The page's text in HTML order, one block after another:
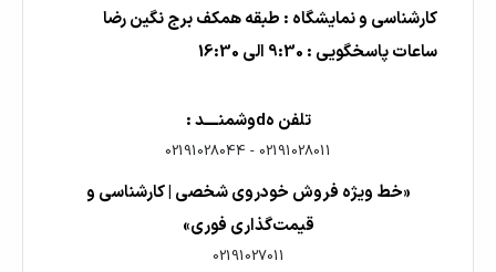
کارشناسی و نمایشگاه : طبقه همکف برج نگین رضا
ساعات پاسخگویی : 9:30 الی 16:30
تلفن هdوشمنــــد :
02191028011
-
02191028044
«خط ویژه فروش خودروی شخصی | کارشناسی و
قیمت‌گذاری فوری»
02191027011